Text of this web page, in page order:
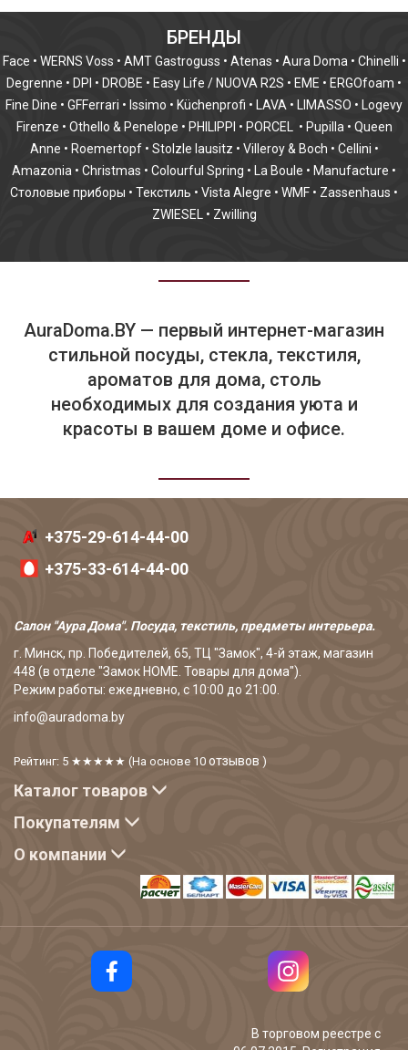
БРЕНДЫ
Face • WERNS Voss • AMT Gastroguss • Atenas • Aura Doma • Chinelli •
Degrenne • DPI • DROBE • Easy Life / NUOVA R2S • EME • ERGOfoam •
Fine Dine • GFFerrari • Issimo • Küchenprofi • LAVA • LIMASSO • Logevy
Firenze • Othello & Penelope • PHILIPPI • PORCEL • Pupilla • Queen
Anne • Roemertopf • Stolzle lausitz • Villeroy & Boch • Cellini •
Amazonia • Christmas • Colourful Spring • La Boule • Manufacture •
Столовые приборы • Текстиль • Vista Alegre • WMF • Zassenhaus •
ZWIESEL
• Zwilling
AuraDoma.BY — первый интернет-магазин
стильной посуды, стекла, текстиля,
ароматов для дома, столь
необходимых для создания уюта и
красоты в вашем доме и офисе.
+375-29-614-44-00
+375-33-614-44-00
Салон "Аура Дома". Посуда, текстиль, предметы интерьера.
г. Минск, пр. Победителей, 65, ТЦ "Замок", 4-й этаж, магазин
448 (в отделе "Замок HOME. Товары для дома").
Режим работы: ежедневно, с 10:00 до 21:00.
info@auradoma.by
Рейтинг: 5 ★★★★★ (На основе 10 отзывов )
Каталог товаров
Покупателям
О компании
В торговом реестре с